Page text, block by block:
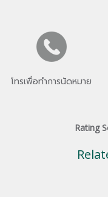
โทรเพื่อทำการนัดหมาย
Rating